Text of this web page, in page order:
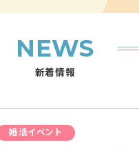
NEWS
新着情報
婚活イベント